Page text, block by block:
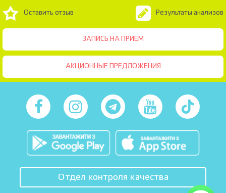
ЗАПИСЬ НА ПРИЕМ
Оставить отзыв Результаты анализов
АКЦИОННЫЕ ПРЕДЛОЖЕНИЯ
Отдел контроля качества